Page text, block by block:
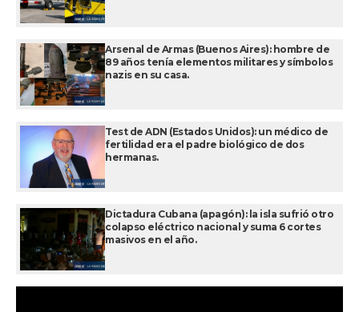
Arsenal de Armas (Buenos Aires): hombre de
89 años tenía elementos militares y símbolos
nazis en su casa.
Test de ADN (Estados Unidos): un médico de
fertilidad era el padre biológico de dos
hermanas.
Dictadura Cubana (apagón): la isla sufrió otro
colapso eléctrico nacional y suma 6 cortes
masivos en el año.